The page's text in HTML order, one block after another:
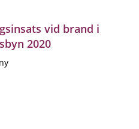
vid brand i
2020